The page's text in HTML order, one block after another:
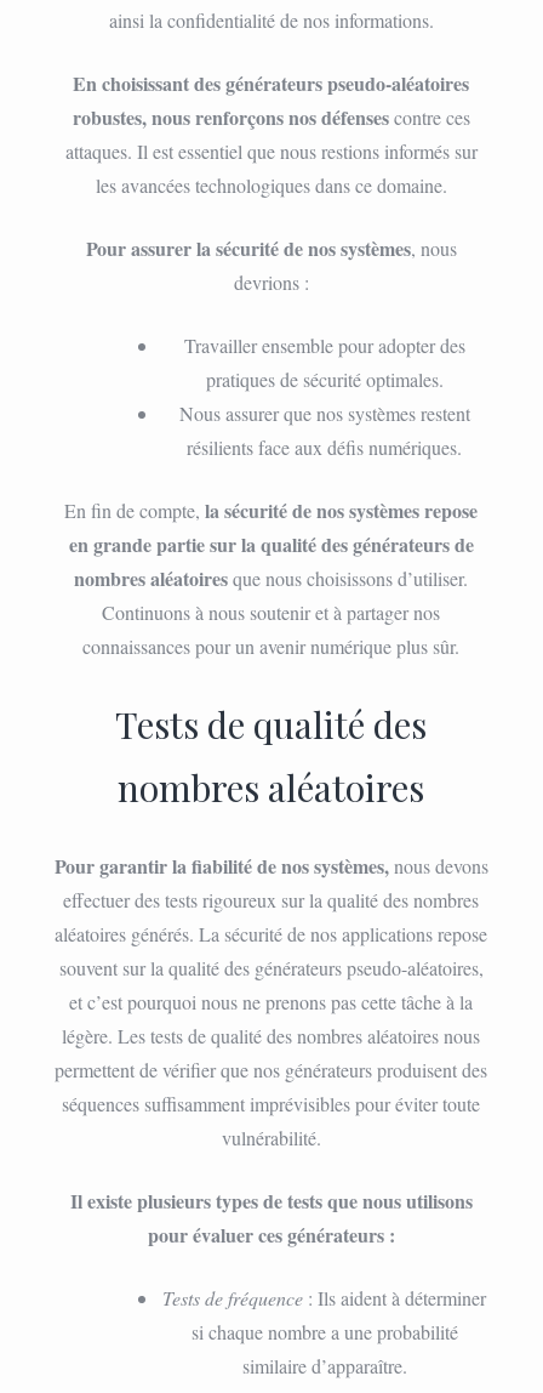
ainsi la confidentialité de nos informations.
En choisissant des générateurs pseudo-aléatoires
robustes, nous renforçons nos défensescontre ces
attaques. Il est essentiel que nous restions informés sur
les avancées technologiques dans ce domaine.
Pour assurer la sécurité de nos systèmes, nous
devrions :
Travailler ensemble pour adopter des
pratiques de sécurité optimales.
Nous assurer que nos systèmes restent
résilients face aux défis numériques.
En fin de compte,la sécurité de nos systèmes repose
en grande partie sur la qualité des générateurs de
nombres aléatoiresque nous choisissons d’utiliser.
Continuons à nous soutenir et à partager nos
connaissances pour un avenir numérique plus sûr.
Tests de qualité des
nombres aléatoires
Pour garantir la fiabilité de nos systèmes,nous devons
effectuer des tests rigoureux sur la qualité des nombres
aléatoires générés. La sécurité de nos applications repose
souvent sur la qualité des générateurs pseudo-aléatoires,
et c’est pourquoi nous ne prenons pas cette tâche à la
légère. Les tests de qualité des nombres aléatoires nous
permettent de vérifier que nos générateurs produisent des
séquences suffisamment imprévisibles pour éviter toute
vulnérabilité.
Il existe plusieurs types de tests que nous utilisons
pour évaluer ces générateurs :
Tests de fréquence : Ils aident à déterminer
si chaque nombre a une probabilité
similaire d’apparaître.